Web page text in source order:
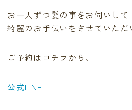
お一人ずつ髪の事をお伺いして
綺麗のお手伝いをさせていただ
ご予約はコチラから、
公式LINE